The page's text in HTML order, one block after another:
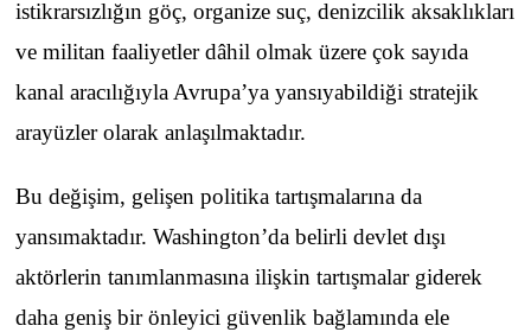
istikrarsızlığın göç, organize suç, denizcilik aksaklıkları
ve militan faaliyetler dâhil olmak üzere çok sayıda
kanal aracılığıyla Avrupa’ya yansıyabildiği stratejik
arayüzler olarak anlaşılmaktadır.
Bu değişim, gelişen politika tartışmalarına da
yansımaktadır. Washington’da belirli devlet dışı
aktörlerin tanımlanmasına ilişkin tartışmalar giderek
daha geniş bir önleyici güvenlik bağlamında ele